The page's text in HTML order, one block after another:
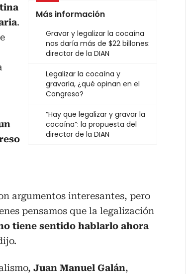
Más información
Gravar y legalizar la cocaína
nos daría más de $22 billones: ​​
director de la DIAN
Legalizar la cocaína y
gravarla, ¿qué opinan en el
Congreso?
“Hay que legalizar y gravar la
cocaína”: la propuesta del
director de la DIAN
.
argumentos interesantes, pero
pensamos que la legalización
tiene sentido hablarlo ahora
Juan Manuel Galán,